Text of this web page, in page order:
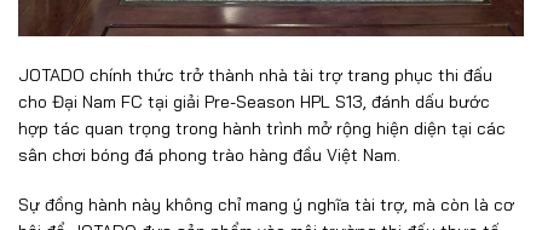
JOTADO chính thức trở thành nhà tài trợ trang phục thi đấu
cho Đại Nam FC tại giải Pre-Season HPL S13, đánh dấu bước
hợp tác quan trọng trong hành trình mở rộng hiện diện tại các
sân chơi bóng đá phong trào hàng đầu Việt Nam.
Sự đồng hành này không chỉ mang ý nghĩa tài trợ, mà còn là cơ